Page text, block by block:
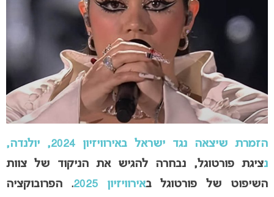
הזמרת שיצאה נגד ישראל באירוויזיון 2024, יולנדה,
נציגת פורטוגל, נבחרה להגיש את הניקוד של צוות
השיפוט של פורטוגל באירוויזיון 2025
. הפרובוקציה